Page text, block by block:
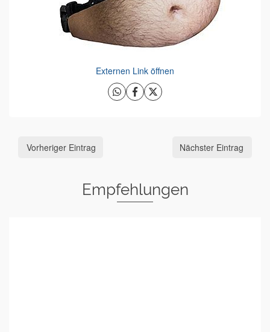
Externen Link öffnen
Vorheriger Eintrag Nächster Eintrag
Empfehlungen